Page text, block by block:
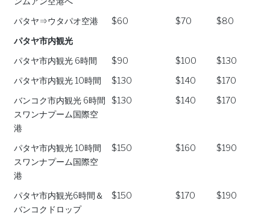
パタヤ⇒ウタパオ空港 $60 $70
$80
パタヤ市内観光
パタヤ市内観光 6時間
$90 $100
$130
パタヤ市内観光 10時間
$130 $140
$170
バンコク市内観光 6時間
スワンナプーム国際空
港
$130 $140 $170
パタヤ市内観光 10時間
スワンナプーム国際空
港
$150 $160 $190
パタヤ市内観光6時間＆
バンコクドロップ
$150 $170 $190